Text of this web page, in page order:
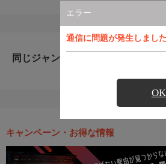
エラー
通信に問題が発生しまし
OK
同じジャンルのおすすめ番組
キャンペーン・お得な情報